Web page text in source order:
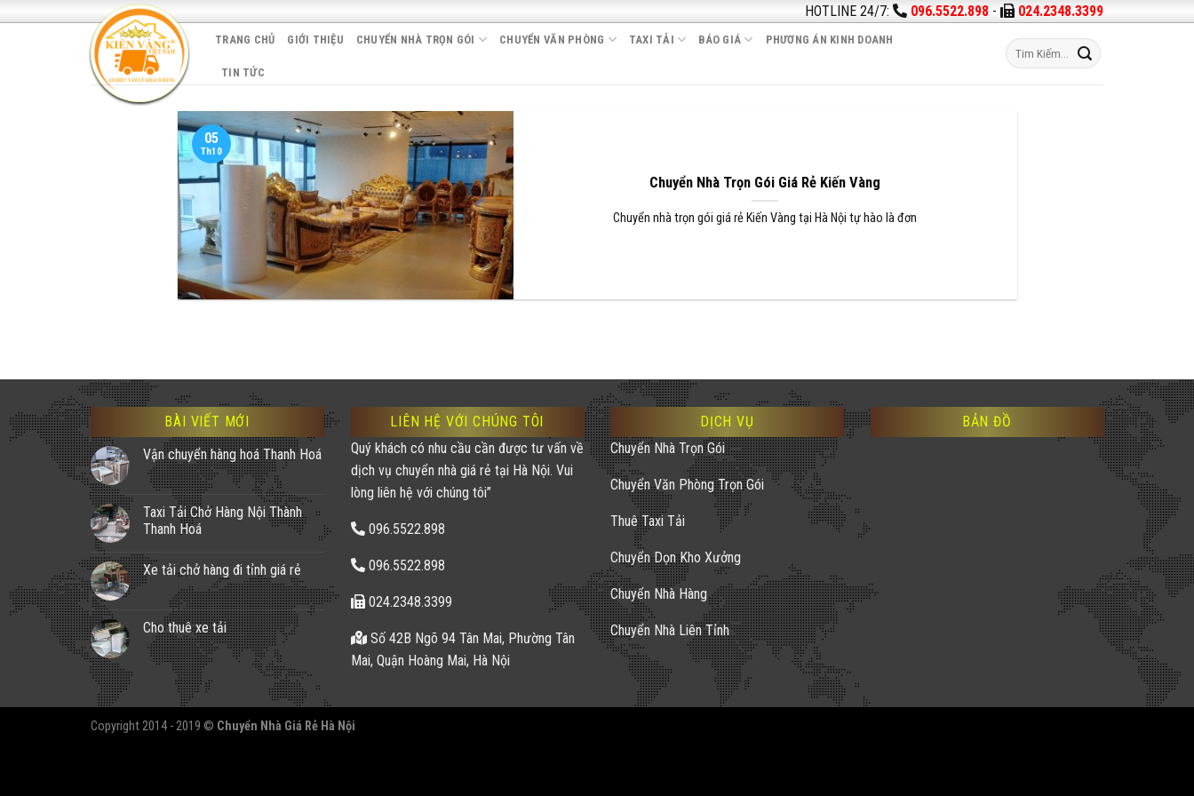
HOTLINE 24/7: 096.5522.898 - 024.2348.3399
TRANG CHỦ GIỚI THIỆU CHUYỂN NHÀ TRỌN GÓI CHUYỂN VĂN PHÒNG TAXI TẢI BÁO GIÁ PHƯƠNG ÁN KINH DOANH
TIN TỨC
Chuyển Nhà Trọn Gói Giá Rẻ Kiến Vàng
Chuyển nhà trọn gói giá rẻ Kiến Vàng tại Hà Nội tự hào là đơn
05
Th10
BÀI VIẾT MỚI
Vận chuyển hàng hoá Thanh Hoá
Taxi Tải Chở Hàng Nội Thành
Thanh Hoá
Xe tải chở hàng đi tỉnh giá rẻ
Cho thuê xe tải
LIÊN HỆ VỚI CHÚNG TÔI
Quý khách có nhu cầu cần được tư vấn về
dịch vụ chuyển nhà giá rẻ tại Hà Nội. Vui
lòng liên hệ với chúng tôi”
096.5522.898
096.5522.898
024.2348.3399
Số 42B Ngõ 94 Tân Mai, Phường Tân
Mai, Quận Hoàng Mai, Hà Nội
DỊCH VỤ
Chuyển Nhà Trọn Gói
Chuyển Văn Phòng Trọn Gói
Thuê Taxi Tải
Chuyển Dọn Kho Xưởng
Chuyển Nhà Hàng
Chuyển Nhà Liên Tỉnh
BẢN ĐỒ
Copyright 2014 - 2019 © Chuyển Nhà Giá Rẻ Hà Nội